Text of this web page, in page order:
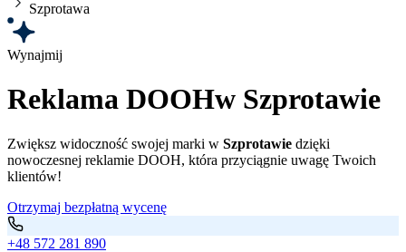
Szprotawa
Wynajmij
Reklama DOOHw Szprotawie
Zwiększ widoczność swojej marki w Szprotawie dzięki
nowoczesnej reklamie DOOH, która przyciągnie uwagę Twoich
klientów!
Otrzymaj bezpłatną wycenę
+48 572 281 890